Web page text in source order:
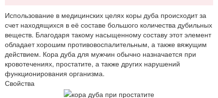
Использование в медицинских целях коры дуба происходит за
счет находящихся в её составе большого количества дубильных
веществ. Благодаря такому насыщенному составу этот элемент
обладает хорошим противовоспалительным, а также вяжущим
действием. Кора дуба для мужчин обычно назначается при
кровотечениях, простатите, а также других нарушений
функционирования организма.
Свойства